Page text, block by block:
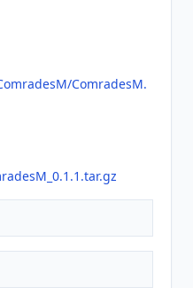
ComradesM.